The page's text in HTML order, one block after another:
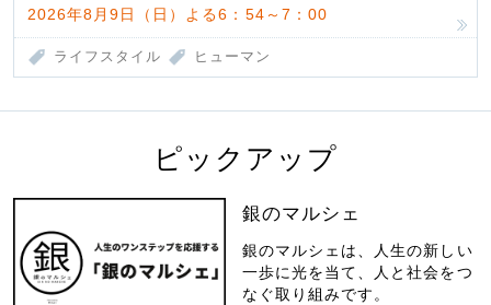
2026年8月9日（日）よる6：54～7：00
ライフスタイル ヒューマン
ピックアップ
銀のマルシェ
銀のマルシェは、人生の新しい
一歩に光を当て、人と社会をつ
なぐ取り組みです。